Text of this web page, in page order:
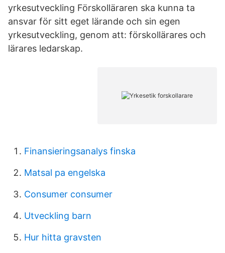
yrkesutveckling Förskolläraren ska kunna ta
ansvar för sitt eget lärande och sin egen
yrkesutveckling, genom att: förskollärares och
lärares ledarskap.
Finansieringsanalys finska
Matsal pa engelska
Consumer consumer
Utveckling barn
Hur hitta gravsten